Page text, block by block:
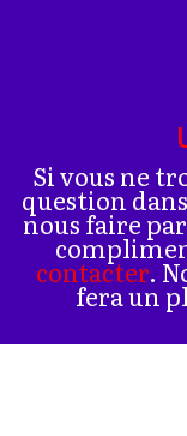
Si vous ne
question
nous faire
contacter.
fera un